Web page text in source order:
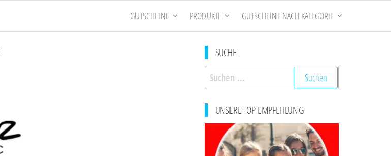
GUTSCHEINE PRODUKTE GUTSCHEINE NACH KATEGORIE
SUCHE
Suchen
nach:
UNSERE TOP-EMPFEHLUNG